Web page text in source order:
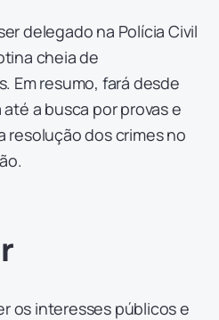
delegado na Polícia Civil
cheia de
Em resumo, fará desde
a busca por provas e
resolução dos crimes no
os interesses públicos e